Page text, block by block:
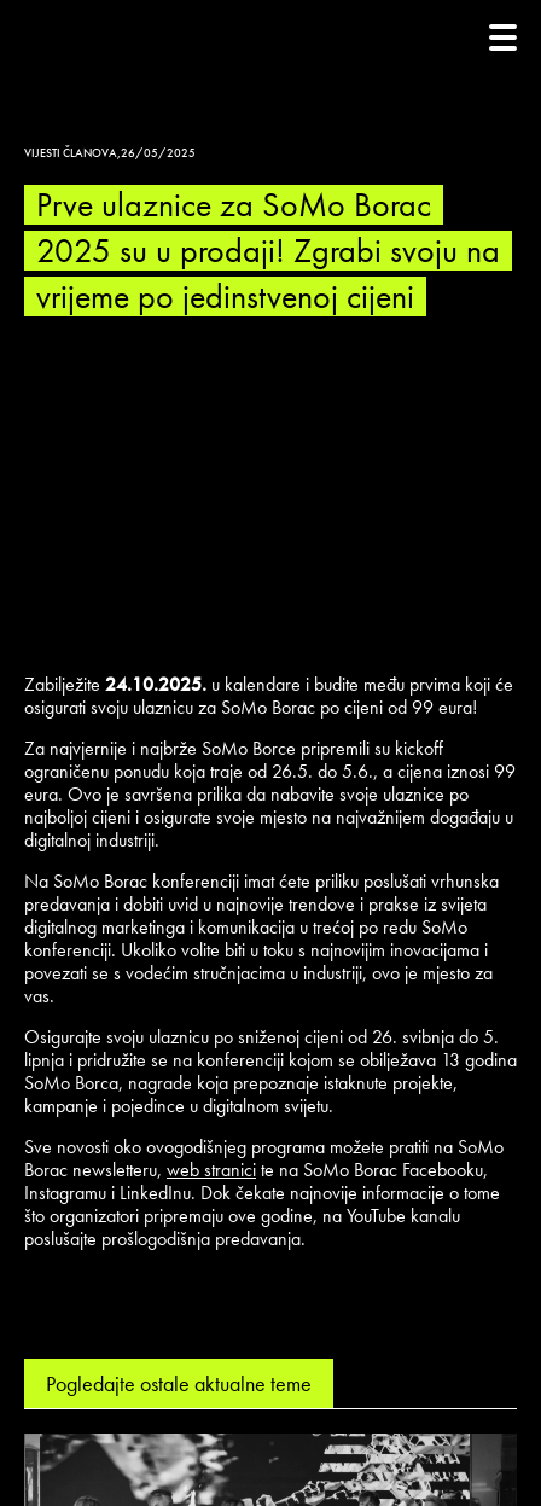
VIJESTI ČLANOVA,26/05/2025
Prve ulaznice za SoMo Borac
2025 su u prodaji! Zgrabi svoju na
vrijeme po jedinstvenoj cijeni
Zabilježite 24.10.2025. u kalendare i budite među prvima koji će
osigurati svoju ulaznicu za SoMo Borac po cijeni od 99 eura!
Za najvjernije i najbrže SoMo Borce pripremili su kickoff
ograničenu ponudu koja traje od 26.5. do 5.6., a cijena iznosi 99
eura. Ovo je savršena prilika da nabavite svoje ulaznice po
najboljoj cijeni i osigurate svoje mjesto na najvažnijem događaju u
digitalnoj industriji.
Na SoMo Borac konferenciji imat ćete priliku poslušati vrhunska
predavanja i dobiti uvid u najnovije trendove i prakse iz svijeta
digitalnog marketinga i komunikacija u trećoj po redu SoMo
konferenciji. Ukoliko volite biti u toku s najnovijim inovacijama i
povezati se s vodećim stručnjacima u industriji, ovo je mjesto za
vas.
Osigurajte svoju ulaznicu po sniženoj cijeni od 26. svibnja do 5.
lipnja i pridružite se na konferenciji kojom se obilježava 13 godina
SoMo Borca, nagrade koja prepoznaje istaknute projekte,
kampanje i pojedince u digitalnom svijetu.
Sve novosti oko ovogodišnjeg programa možete pratiti na SoMo
Borac newsletteru, web stranicite na SoMo Borac Facebooku,
Instagramu i LinkedInu. Dok čekate najnovije informacije o tome
što organizatori pripremaju ove godine, na YouTube kanalu
poslušajte prošlogodišnja predavanja.
Pogledajte ostale aktualne teme